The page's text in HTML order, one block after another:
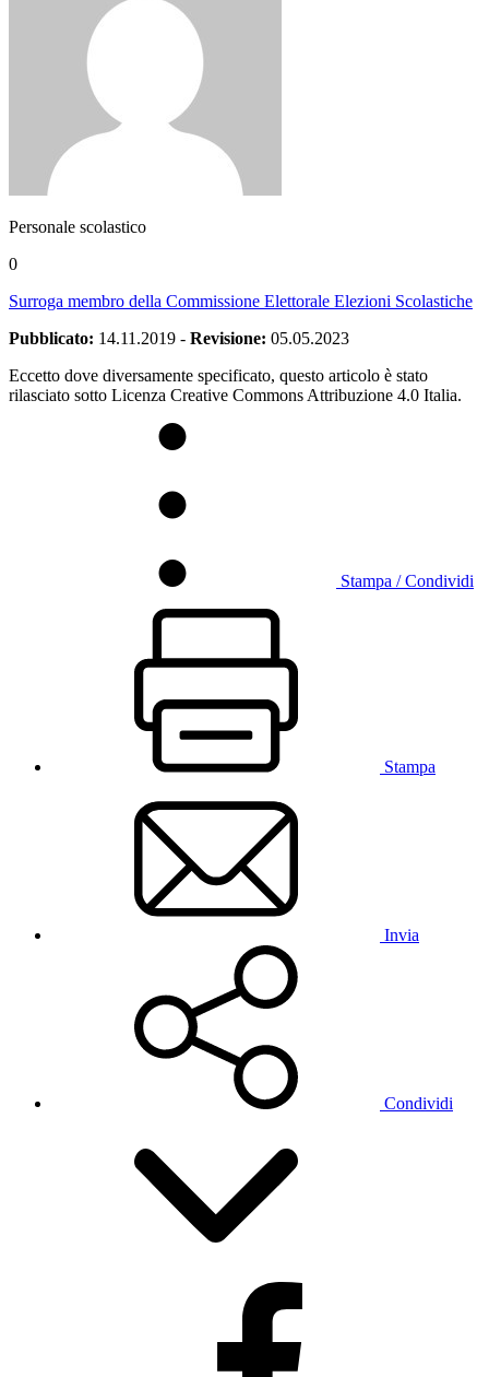
Personale scolastico
0
Surroga membro della Commissione Elettorale Elezioni Scolastiche
Pubblicato: 14.11.2019 - Revisione: 05.05.2023
Eccetto dove diversamente specificato, questo articolo è stato
rilasciato sotto Licenza Creative Commons Attribuzione 4.0 Italia.
Stampa / Condividi
Stampa
Invia
Condividi